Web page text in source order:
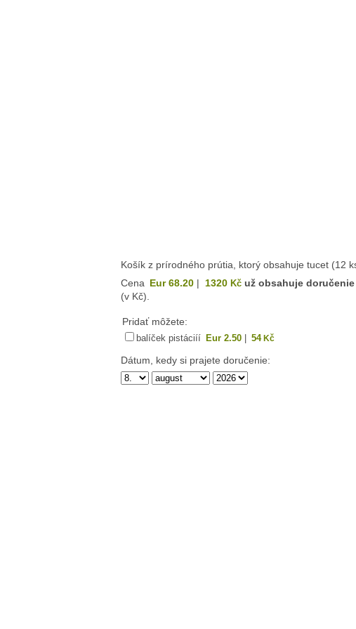
Košík z prírodného prútia, ktorý obsahuje tucet (12
Cena Eur 68.20 | 1320Kčuž obsahuje doručenie
(v Kč).
Pridať môžete:
balíček pistáciíí Eur 2.50| 54Kč
Dátum, kedy si prajete doručenie: